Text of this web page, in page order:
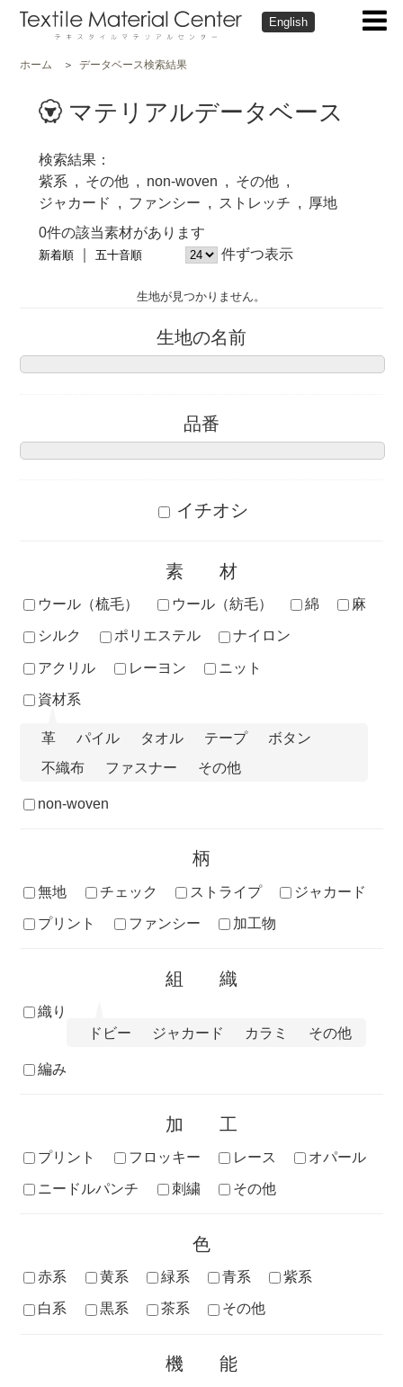
English
ホーム データベース検索結果
マテリアルデータベース
検索結果
紫系
その他 non-woven
その他
ジャカード
ファンシー ストレッチ
厚地
0件の該当素材があります
新着順 五十音順 件ずつ表示
生地が見つかりません。
生地の名前
品番
イチオシ
素材
ウール（梳毛） ウール（紡毛） 綿
麻
シルク
ポリエステル
ナイロン
アクリル
レーヨン
ニット
資材系
革 パイル タオル テープ
ボタン
不織布
ファスナー その他
non-woven
柄
無地 チェック ストライプ
ジャカード
プリント
ファンシー 加工物
組織
織り
ドビー
ジャカード カラミ その他
編み
加工
プリント フロッキー レース
オパール
ニードルパンチ
刺繍 その他
色
赤系 黄系 緑系 青系
紫系
白系
黒系 茶系 その他
機能